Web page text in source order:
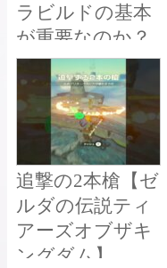
ラビルドの基本
が重要なのか？
武器の裏技【ゼ
ルダの伝説 ティ
アーズ オブ ザ
キングダム】
追撃の2本槍【ゼ
ルダの伝説ティ
アーズオブザキ
ングダム】